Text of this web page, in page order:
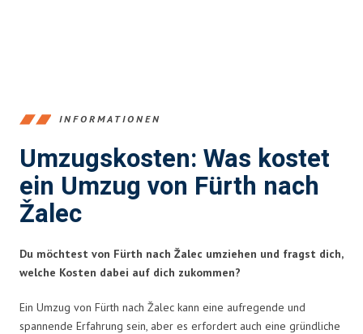
INFORMATIONEN
Umzugskosten: Was kostet
ein Umzug von Fürth nach
Žalec
Du möchtest von Fürth nach Žalec umziehen und fragst dich,
welche Kosten dabei auf dich zukommen?
Ein Umzug von Fürth nach Žalec kann eine aufregende und
spannende Erfahrung sein, aber es erfordert auch eine gründliche